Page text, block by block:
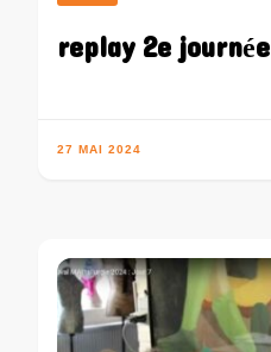
replay 2e journée
27 MAI 2024